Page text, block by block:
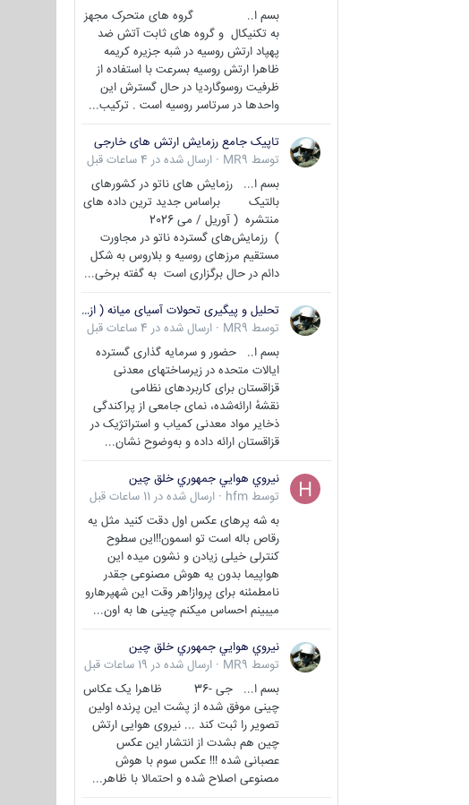
بسم ا.. گروه های متحرک مجهز
به تکنیکال و گروه های ثابت آتش ضد
پهپاد ارتش روسیه در شبه جزیره کریمه
ظاهرا ارتش روسیه بسرعت با استفاده از
ظرفیت روسوگاردیا در حال گسترش این
واحدها در سرتاسر روسیه است . ترکیب...
تاپیک جامع رزمایش ارتش های خارجی
توسط MR9
· ارسال شده در 4 ساعات قبل
بسم ا... رزمایش های ناتو در کشورهای
بالتیک براساس جدید ترین داده های
منتشره ( آوریل / می 2026
) رزمایش‌های گسترده ناتو در مجاورت
مستقیم مرزهای روسیه و بلاروس به شکل
دائم در حال برگزاری است به گفته برخی...
تحلیل و پیگیری تحولات آسیای میانه ( ازبکستان، تاجیکستان، ترکمنستان، قزاقستان و قرقیزستان )
توسط MR9
· ارسال شده در 4 ساعات قبل
بسم ا.. حضور و سرمایه گذاری گسترده
ایالات متحده در زیرساختهای معدنی
قزاقستان برای کاربردهای نظامی
نقشهٔ ارائه‌شده، نمای جامعی از پراکندگی
ذخایر مواد معدنی کمیاب و استراتژیک در
قزاقستان ارائه داده و به‌وضوح نشان...
نيروي هوايي جمهوري خلق چين
توسط hfm
· ارسال شده در 11 ساعات قبل
به شه پرهای عکس اول دقت کنید مثل یه
رقاص باله است تو اسمون!!این سطوح
کنترلی خیلی زیادن و نشون میده این
هواپیما بدون یه هوش مصنوعی جقدر
نامطمئنه برای پرواز!هر وقت این شهپرهارو
میبینم احساس میکنم چینی ها به اون...
نيروي هوايي جمهوري خلق چين
توسط MR9
· ارسال شده در 19 ساعات قبل
بسم ا... جی -36 ظاهرا یک عکاس
چینی موفق شده از پشت این پرنده اولین
تصویر را ثبت کند ... نیروی هوایی ارتش
چین هم بشدت از انتشار این عکس
عصبانی شده !!! عکس سوم با هوش
مصنوعی اصلاح شده و احتمالا با ظاهر...